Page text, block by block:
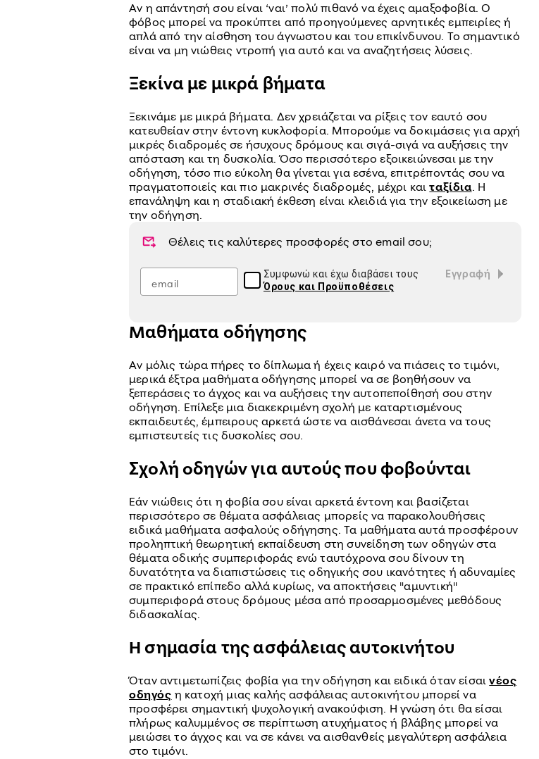
Αν η απάντησή σου είναι ‘ναι’ πολύ πιθανό να έχεις αμαξοφοβία. Ο
φόβος μπορεί να προκύπτει από προηγούμενες αρνητικές εμπειρίες ή
απλά από την αίσθηση του άγνωστου και του επικίνδυνου. Το σημαντικό
είναι να μη νιώθεις ντροπή για αυτό και να αναζητήσεις λύσεις.
Ξεκίνα με μικρά βήματα
Ξεκινάμε με μικρά βήματα. Δεν χρειάζεται να ρίξεις τον εαυτό σου
κατευθείαν στην έντονη κυκλοφορία. Μπορούμε να δοκιμάσεις για αρχή
μικρές διαδρομές σε ήσυχους δρόμους και σιγά-σιγά να αυξήσεις την
απόσταση και τη δυσκολία. Όσο περισσότερο εξοικειώνεσαι με την
οδήγηση, τόσο πιο εύκολη θα γίνεται για εσένα, επιτρέποντάς σου να
πραγματοποιείς και πιο μακρινές διαδρομές, μέχρι καιταξίδια. Η
επανάληψη και η σταδιακή έκθεση είναι κλειδιά για την εξοικείωση με
την οδήγηση.
Θέλεις τις καλύτερες προσφορές στοemail σου;
Συμφωνώ και έχω διαβάσει τους
Όρους και Προϋποθέσεις
Εγγραφή
Μαθήματα οδήγησης
Αν μόλις τώρα πήρες το δίπλωμα ή έχεις καιρό να πιάσεις το τιμόνι,
μερικά έξτρα μαθήματα οδήγησης μπορεί να σε βοηθήσουν να
ξεπεράσεις το άγχος και να αυξήσεις την αυτοπεποίθησή σου στην
οδήγηση. Επίλεξε μια διακεκριμένη σχολή με καταρτισμένους
εκπαιδευτές, έμπειρους αρκετά ώστε να αισθάνεσαι άνετα να τους
εμπιστευτείς τις δυσκολίες σου.
Σχολή οδηγών για αυτούς που φοβούνται
Εάν νιώθεις ότι η φοβία σου είναι αρκετά έντονη και βασίζεται
περισσότερο σε θέματα ασφάλειας μπορείς να παρακολουθήσεις
ειδικά μαθήματα ασφαλούς οδήγησης. Τα μαθήματα αυτά προσφέρουν
προληπτική θεωρητική εκπαίδευση στη συνείδηση των οδηγών στα
θέματα οδικής συμπεριφοράς ενώ ταυτόχρονα σου δίνουν τη
δυνατότητα να διαπιστώσεις τις οδηγικής σου ικανότητες ή αδυναμίες
σε πρακτικό επίπεδο αλλά κυρίως, να αποκτήσεις "αμυντική"
συμπεριφορά στους δρόμους μέσα από προσαρμοσμένες μεθόδους
διδασκαλίας.
Η σημασία της ασφάλειας αυτοκινήτου
Όταν αντιμετωπίζεις φοβία για την οδήγηση και ειδικά όταν είσαινέος
οδηγός η κατοχή μιας καλής ασφάλειας αυτοκινήτου μπορεί να
προσφέρει σημαντική ψυχολογική ανακούφιση. Η γνώση ότι θα είσαι
πλήρως καλυμμένος σε περίπτωση ατυχήματος ή βλάβης μπορεί να
μειώσει το άγχος και να σε κάνει να αισθανθείς μεγαλύτερη ασφάλεια
στο τιμόνι.